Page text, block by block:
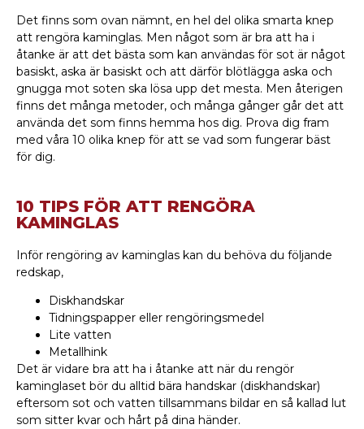
Det finns som ovan nämnt, en hel del olika smarta knep
att rengöra kaminglas. Men något som är bra att ha i
åtanke är att det bästa som kan användas för sot är något
basiskt, aska är basiskt och att därför blötlägga aska och
gnugga mot soten ska lösa upp det mesta. Men återigen
finns det många metoder, och många gånger går det att
använda det som finns hemma hos dig. Prova dig fram
med våra 10 olika knep för att se vad som fungerar bäst
för dig.
10 TIPS FÖR ATT RENGÖRA
KAMINGLAS
Inför rengöring av kaminglas kan du behöva du följande
redskap,
Diskhandskar
Tidningspapper eller rengöringsmedel
Lite vatten
Metallhink
Det är vidare bra att ha i åtanke att när du rengör
kaminglaset bör du alltid bära handskar (diskhandskar)
eftersom sot och vatten tillsammans bildar en så kallad lut
som sitter kvar och hårt på dina händer.